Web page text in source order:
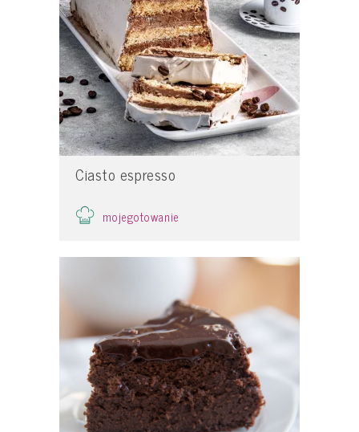
Ciasto espresso
mojegotowanie